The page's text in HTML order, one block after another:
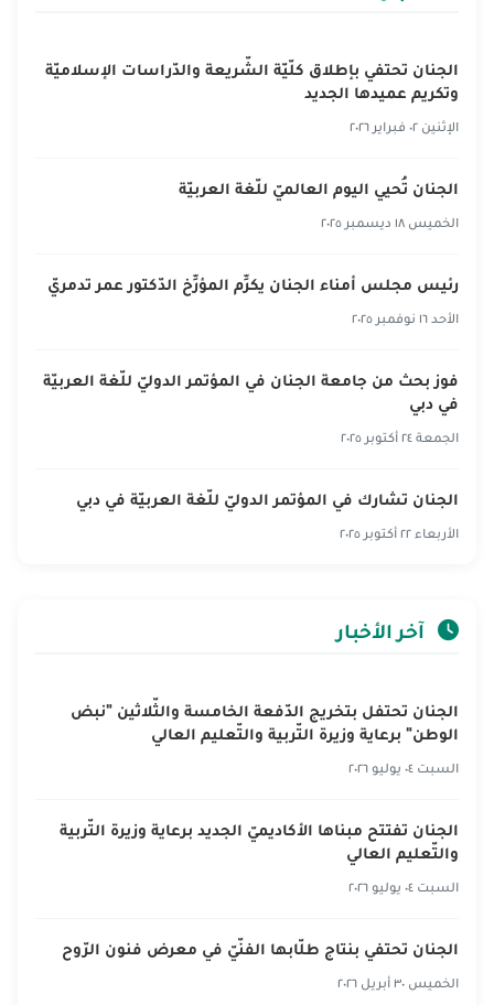
الجنان تحتفي بإطلاق كلّيّة الشّريعة والدّراسات الإسلاميّة
وتكريم عميدها الجديد
الإثنين ٠٢ فبراير ٢٠٢٦
الجنان تُحيي اليوم العالميّ للّغة العربيّة
الخميس ١٨ ديسمبر ٢٠٢٥
رئيس مجلس أمناء الجنان يكرِّم المؤرِّخ الدّكتور عمر تدمريّ
الأحد ١٦ نوفمبر ٢٠٢٥
فوز بحث من جامعة الجنان في المؤتمر الدوليّ للّغة العربيّة
في دبي
الجمعة ٢٤ أكتوبر ٢٠٢٥
الجنان تشارك في المؤتمر الدوليّ للّغة العربيّة في دبي
الأربعاء ٢٢ أكتوبر ٢٠٢٥
آخر الأخبار
الجنان تحتفل بتخريج الدّفعة الخامسة والثّلاثين "نبض
الوطن" برعاية وزيرة التّربية والتّعليم العالي
السبت ٠٤ يوليو ٢٠٢٦
الجنان تفتتح مبناها الأكاديميّ الجديد برعاية وزيرة التّربية
والتّعليم العالي
السبت ٠٤ يوليو ٢٠٢٦
الجنان تحتفي بنتاج طلّابها الفنّيّ في معرض فنون الرّوح
الخميس ٣٠ أبريل ٢٠٢٦